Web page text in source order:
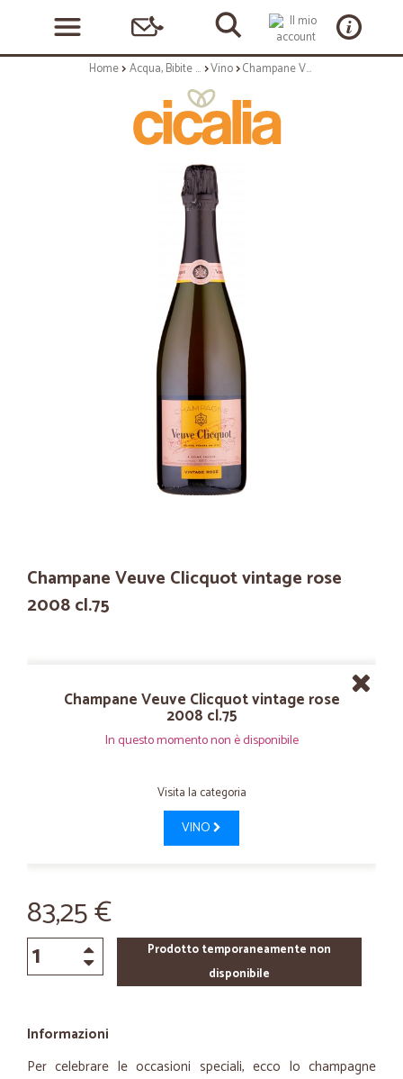
Home Acqua, Bibite e Alcolici Vino Champane Veuve Clicquot vintage rose 2008 cl.75
Champane Veuve Clicquot vintage rose
2008 cl.75
Champane Veuve Clicquot vintage rose
2008 cl.75
In questo momento non è disponibile
Visita la categoria
VINO
83,25 €
Prodotto temporaneamente non
disponibile
Informazioni
Per celebrare le occasioni speciali, ecco lo champagne